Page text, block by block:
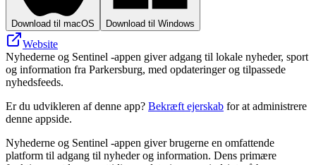
Download til macOS Download til Windows
Website
Nyhederne og Sentinel -appen giver adgang til lokale nyheder, sport
og information fra Parkersburg, med opdateringer og tilpassede
nyhedsfeeds.
Er du udvikleren af denne app? Bekræft ejerskab for at administrere
denne appside.
Nyhederne og Sentinel -appen giver brugerne en omfattende
platform til adgang til nyheder og information. Dens primære